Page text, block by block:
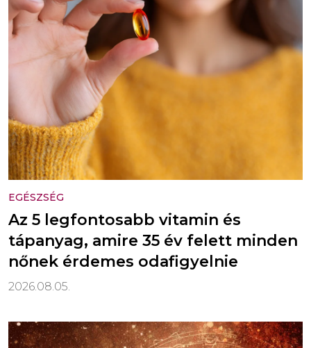
EGÉSZSÉG
Az 5 legfontosabb vitamin és
tápanyag, amire 35 év felett minden
nőnek érdemes odafigyelnie
2026.08.05.